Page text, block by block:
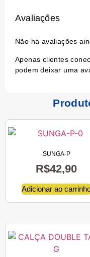
Avaliações
Não há avaliações
Apenas clientes
podem deixar uma
SUNGA-P
R$42,90
Adicionar ao